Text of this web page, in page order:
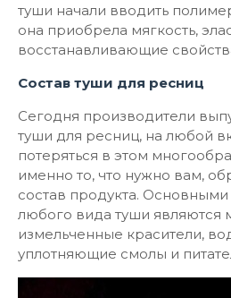
туши начали вводить
она приобрела мягкость,
восстанавливающие
Состав туши для ресниц
Сегодня производители
туши для ресниц, на любой
потеряться в этом
именно то, что нужно вам,
состав продукта.
любого вида туши являются
измельченные красители,
уплотняющие смолы и